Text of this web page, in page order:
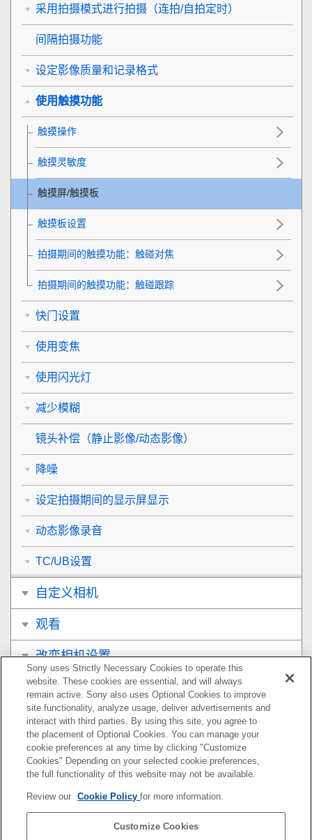
采用拍摄模式进行拍摄（连拍/自拍定时）
间隔拍摄功能
设定影像质量和记录格式
使用触摸功能
触摸操作
触摸灵敏度
触摸屏/触摸板
触摸板设置
拍摄期间的触摸功能： 触碰对焦
拍摄期间的触摸功能： 触碰跟踪
快门设置
使用变焦
使用闪光灯
减少模糊
镜头补偿 （静止影像/动态影像）
降噪
设定拍摄期间的显示屏显示
动态影像录音
TC/UB设置
自定义相机
观看
改变相机设置
在智能手机上可用的功能
使用电脑
附录
如果遇到问题
Sony uses Strictly Necessary Cookies to operate this
website. These cookies are essential, and will always
remain active. Sony also uses Optional Cookies to improve
site functionality, analyze usage, deliver advertisements and
interact with third parties. By using this site, you agree to
the placement of Optional Cookies. You can manage your
cookie preferences at any time by clicking "Customize
Cookies" Depending on your selected cookie preferences,
the full functionality of this website may not be available.
Review our Cookie Policyfor more information.
Customize Cookies